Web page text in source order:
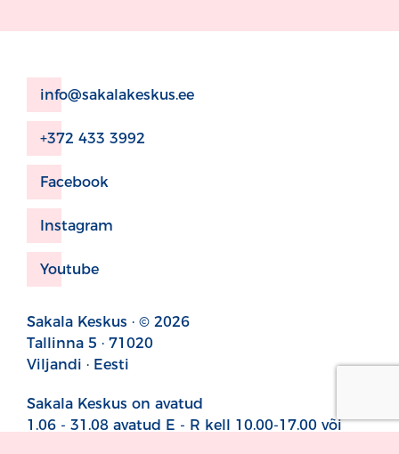
info@sakalakeskus.ee
+372 433 3992
Facebook
Instagram
Youtube
Sakala Keskus · © 2026
Tallinna 5 · 71020
Viljandi · Eesti
Sakala Keskus on avatud
1.06 - 31.08 avatud E - R kell 10.00-17.00 või